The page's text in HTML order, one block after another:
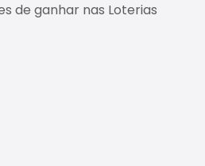
de ganhar nas Loterias